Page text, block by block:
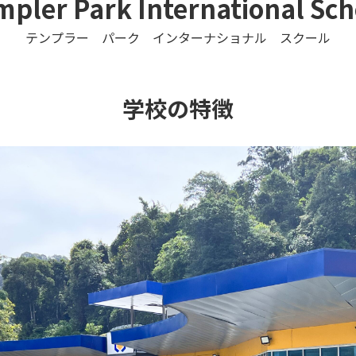
Park International
テンプラー パーク インターナショナル スクール
学校の特徴